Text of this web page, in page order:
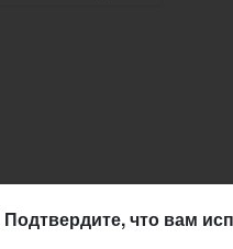
Подтвердите, что вам